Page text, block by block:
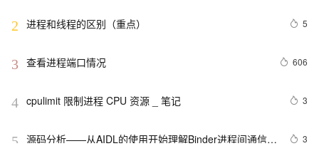
2 进程和线程的区别（重点） 5
3 查看进程端口情况 606
4 cpulimit 限制进程 CPU 资源 _ 笔记 3
5 源码分析——从AIDL的使用开始理解Binder进程间通信的
3